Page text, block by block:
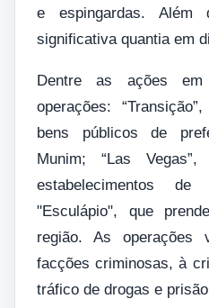
e espingardas. Além
significativa quantia em
Dentre as ações
operações:
bens públicos de
Munim; “Las
estabelecimentos
"Esculápio", que
região. As operações
facções criminosas, à
tráfico de drogas e